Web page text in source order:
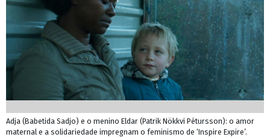
Adja (Babetida Sadjo) e o menino Eldar (Patrik Nökkvi Pétursson): o amor
maternal e a solidariedade impregnam o feminismo de ‘Inspire Expire’.